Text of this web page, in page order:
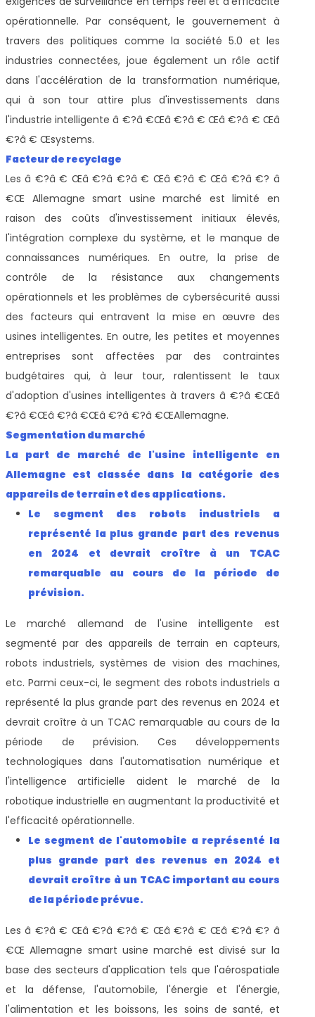
opérationnelle. Par conséquent, le gouvernement à
travers des politiques comme la société 5.0 et les
industries connectées, joue également un rôle actif
dans l'accélération de la transformation numérique,
qui à son tour attire plus d'investissements dans
l'industrie intelligente â €?â €Œâ €?â € Œâ €?â € Œâ
€?â € Œsystems.
Facteur de recyclage
Les â €?â € Œâ €?â €?â € Œâ €?â € Œâ €?â €? â
€Œ Allemagne smart usine marché est limité en
raison des coûts d'investissement initiaux élevés,
l'intégration complexe du système, et le manque de
connaissances numériques. En outre, la prise de
contrôle de la résistance aux changements
opérationnels et les problèmes de cybersécurité aussi
des facteurs qui entravent la mise en œuvre des
usines intelligentes. En outre, les petites et moyennes
entreprises sont affectées par des contraintes
budgétaires qui, à leur tour, ralentissent le taux
d'adoption d'usines intelligentes à travers â €?â €Œâ
€?â €Œâ €?â €Œâ €?â €?â €ŒAllemagne.
Segmentation du marché
La part de marché de l'usine intelligente en
Allemagne est classée dans la catégorie des
appareils de terrain et des applications.
Le segment des robots industriels a
représenté la plus grande part des revenus
en 2024 et devrait croître à un TCAC
remarquable au cours de la période de
prévision.
Le marché allemand de l'usine intelligente est
segmenté par des appareils de terrain en capteurs,
robots industriels, systèmes de vision des machines,
etc. Parmi ceux-ci, le segment des robots industriels a
représenté la plus grande part des revenus en 2024 et
devrait croître à un TCAC remarquable au cours de la
période de prévision. Ces développements
technologiques dans l'automatisation numérique et
l'intelligence artificielle aident le marché de la
robotique industrielle en augmentant la productivité et
l'efficacité opérationnelle.
Le segment de l'automobile a représenté la
plus grande part des revenus en 2024 et
devrait croître à un TCAC important au cours
de la période prévue.
Les â €?â € Œâ €?â €?â € Œâ €?â € Œâ €?â €? â
€Œ Allemagne smart usine marché est divisé sur la
base des secteurs d'application tels que l'aérospatiale
et la défense, l'automobile, l'énergie et l'énergie,
l'alimentation et les boissons, les soins de santé, et